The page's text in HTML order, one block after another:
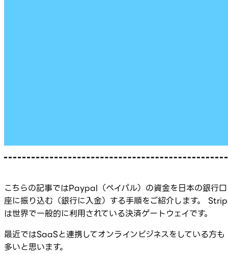
こちらの記事ではPaypal（ペイパル）の資金を日本の銀行口
座に振り込む（銀行に入金）する手順をご紹介します。
は世界で一般的に利用されている決済ゲートウェイです。
最近ではSaaSと連携してオンラインビジネスをしている方も
多いと思います。